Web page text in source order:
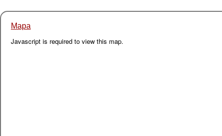
Mapa
Javascript is required to view this map.